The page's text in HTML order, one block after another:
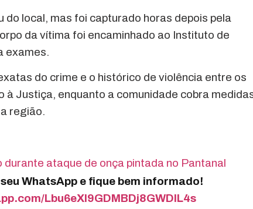
do local, mas foi capturado horas depois pela
da vítima foi encaminhado ao Instituto de
exames.
do crime e o histórico de violência entre os
à Justiça, enquanto a comunidade cobra
região.
ataque de onça pintada no Pantanal
WhatsApp e fique bem informado!
Lbu6eXI9GDMBDj8GWDIL4s